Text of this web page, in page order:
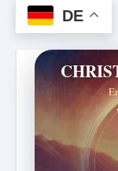
DE